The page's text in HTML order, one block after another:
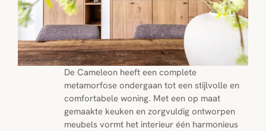
De Cameleon heeft een complete
metamorfose ondergaan tot een stijlvolle en
comfortabele woning. Met een op maat
gemaakte keuken en zorgvuldig ontworpen
meubels vormt het interieur één harmonieus